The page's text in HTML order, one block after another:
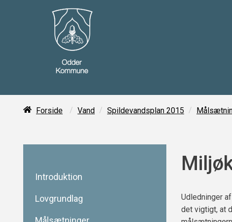
Forside / Vand / Spildevandsplan 2015 /
Introduktion
Lovgrundlag
Udledninger
det vigtigt, at